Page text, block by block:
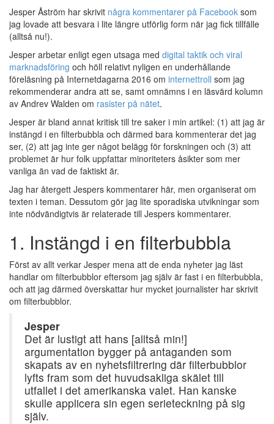
Jesper Åström har skrivit några kommentarer på Facebook som
jag lovade att besvara i lite längre utförlig form när jag fick tillfälle
(alltså nu!).
Jesper arbetar enligt egen utsaga med digital taktik och viral
marknadsföring och höll relativt nyligen en underhållande
föreläsning på Internetdagarna 2016 om internettroll som jag
rekommenderar andra att se, samt omnämns i en läsvärd kolumn
av Andrev Walden om rasister på nätet.
Jesper är bland annat kritisk till tre saker i min artikel: (1) att jag är
instängd i en filterbubbla och därmed bara kommenterar det jag
ser, (2) att jag inte ger något belägg för forskningen och (3) att
problemet är hur folk uppfattar minoriteters åsikter som mer
vanliga än vad de faktiskt är.
Jag har återgett Jespers kommentarer här, men organiserat om
texten i teman. Dessutom gör jag lite sporadiska utvikningar som
inte nödvändigtvis är relaterade till Jespers kommentarer.
1. Instängd i en filterbubbla
Först av allt verkar Jesper mena att de enda nyheter jag läst
handlar om filterbubblor eftersom jag själv är fast i en filterbubbla,
och att jag därmed överskattar hur mycket journalister har skrivit
om filterbubblor.
Jesper
Det är lustigt att hans [alltså min!]
argumentation bygger på antaganden som
skapats av en nyhetsfiltrering där filterbubblor
lyfts fram som det huvudsakliga skälet till
utfallet i det amerikanska valet. Han kanske
skulle applicera sin egen serieteckning på sig
själv.